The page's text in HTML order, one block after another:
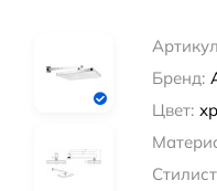
Бренд:
Цвет: